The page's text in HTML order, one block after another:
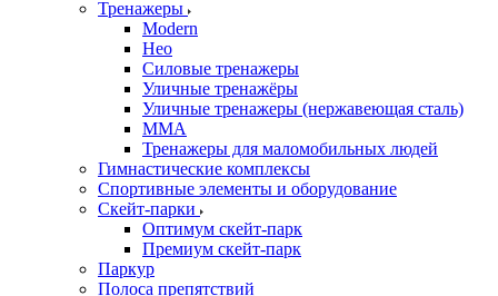
Тренажеры
Modern
Нео
Силовые тренажеры
Уличные тренажёры
Уличные тренажеры (нержавеющая сталь)
ММА
Тренажеры для маломобильных людей
Гимнастические комплексы
Спортивные элементы и оборудование
Скейт-парки
Оптимум скейт-парк
Премиум скейт-парк
Паркур
Полоса препятствий